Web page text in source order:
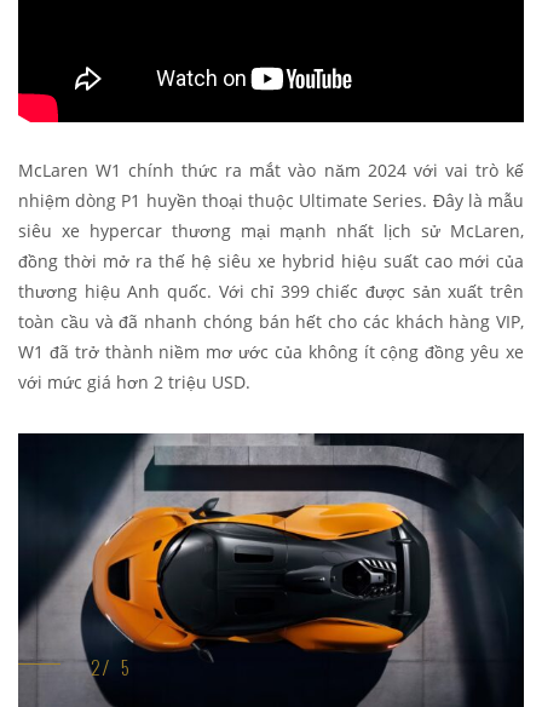
McLaren W1 chính thức ra mắt vào năm 2024 với vai trò kế
nhiệm dòng P1 huyền thoại thuộc Ultimate Series. Đây là mẫu
siêu xe hypercar thương mại mạnh nhất lịch sử McLaren,
đồng thời mở ra thế hệ siêu xe hybrid hiệu suất cao mới của
thương hiệu Anh quốc. Với chỉ 399 chiếc được sản xuất trên
toàn cầu và đã nhanh chóng bán hết cho các khách hàng VIP,
W1 đã trở thành niềm mơ ước của không ít cộng đồng yêu xe
với mức giá hơn 2 triệu USD.